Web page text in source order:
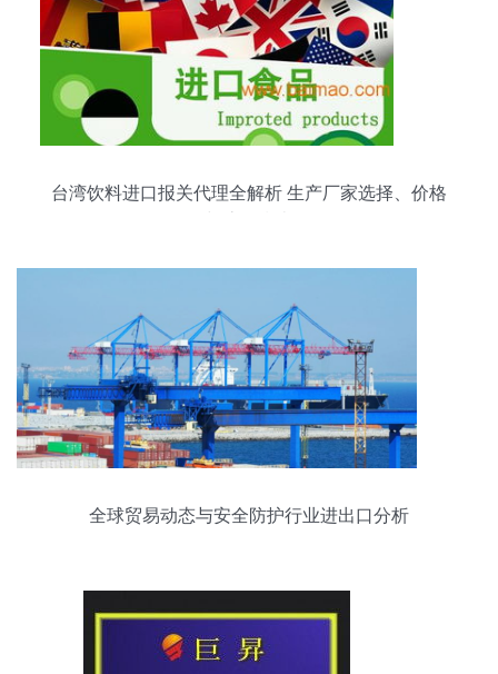
台湾饮料进口报关代理全解析 生产厂家选择、价格
全球贸易动态与安全防护行业进出口分析